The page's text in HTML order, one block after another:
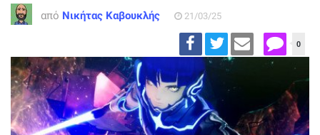
από Νικήτας Καβουκλής 21/03/25
0